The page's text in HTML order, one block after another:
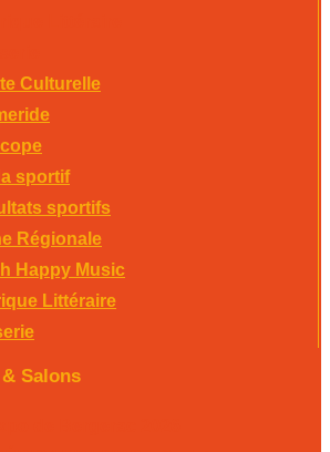
Culturelle
sportif
sportifs
Régionale
Happy Music
Littéraire
Salons